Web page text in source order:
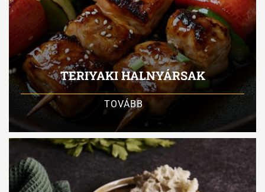
TERIYAKI HALNYÁRSAK
TOVÁBB